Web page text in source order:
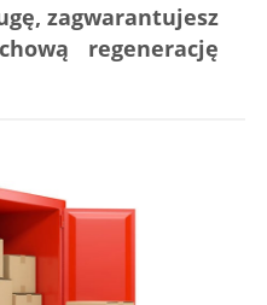
zagwarantujesz
regenerację